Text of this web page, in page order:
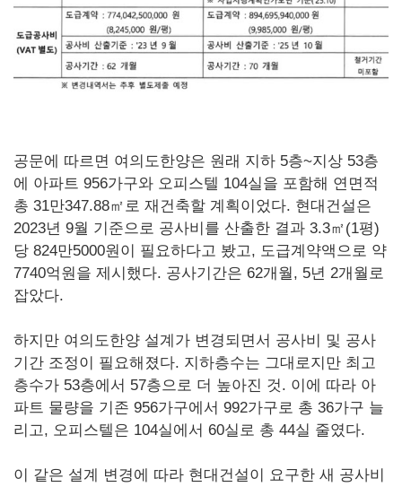
공문에 따르면 여의도한양은 원래 지하 5층~지상 53층
에 아파트 956가구와 오피스텔 104실을 포함해 연면적
총 31만347.88㎡로 재건축할 계획이었다. 현대건설은
2023년 9월 기준으로 공사비를 산출한 결과 3.3㎡(1평)
당 824만5000원이 필요하다고 봤고, 도급계약액으로 약
7740억원을 제시했다. 공사기간은 62개월, 5년 2개월로
잡았다.
하지만 여의도한양 설계가 변경되면서 공사비 및 공사
기간 조정이 필요해졌다. 지하층수는 그대로지만 최고
층수가 53층에서 57층으로 더 높아진 것. 이에 따라 아
파트 물량을 기존 956가구에서 992가구로 총 36가구 늘
리고, 오피스텔은 104실에서 60실로 총 44실 줄였다.
이 같은 설계 변경에 따라 현대건설이 요구한 새 공사비